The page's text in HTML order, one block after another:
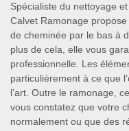
Spécialiste du nettoyage
Calvet Ramonage
de cheminée par le bas à
plus de cela, elle vous
professionnelle. Les
particulièrement à ce que
l’art. Outre le ramonage,
vous constatez que votre
normalement ou que des